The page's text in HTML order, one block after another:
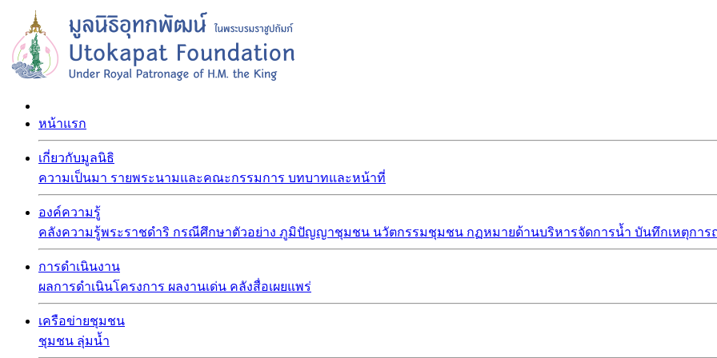
หน้าแรก
เกี่ยวกับมูลนิธิ
ความเป็นมา รายพระนามและคณะกรรมการ บทบาทและหน้าที่
องค์ความรู้
คลังความรู้พระราชดำริ กรณีศึกษาตัวอย่าง ภูมิปัญญาชุมชน นวัตกรรมชุมชน กฏหมายด้านบริหารจัดการน้ำ บันทึกเหตุกา
การดำเนินงาน
ผลการดำเนินโครงการ ผลงานเด่น คลังสื่อเผยแพร่
เครือข่ายชุมชน
ชุมชน ลุ่มน้ำ